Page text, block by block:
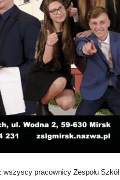
pracownicy Zespołu Szkół